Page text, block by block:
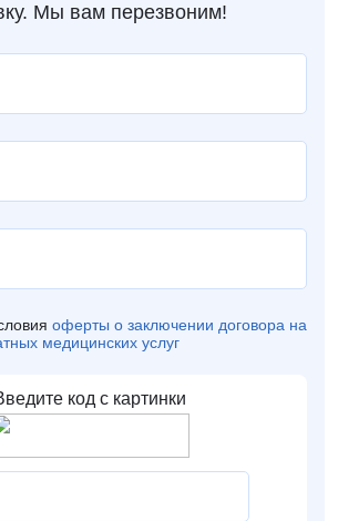
Мы вам перезвоним!
оферты о заключении договора на
медицинских услуг